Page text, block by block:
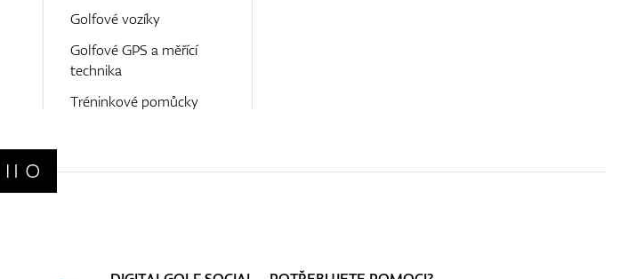
Golfové vozíky
Golfové GPS a měřící
technika
Tréninkové pomůcky